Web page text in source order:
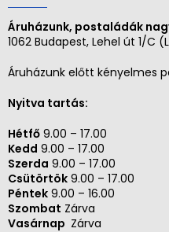
Áruházunk, postaládák
1062 Budapest, Lehel út 1/C
Áruházunk előtt kényelmes
Nyitva tartás:
Hétfő 9.00 – 17.00
Kedd 9.00 – 17.00
Szerda 9.00 – 17.00
Csütörtök 9.00 – 17.00
Péntek 9.00 – 16.00
Szombat Zárva
Vasárnap Zárva